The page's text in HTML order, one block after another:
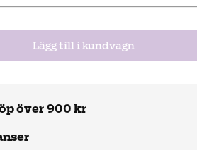
Lägg till i kundvagn
över 900 kr